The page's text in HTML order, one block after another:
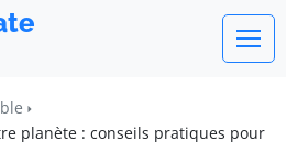
planète : conseils pratiques pour